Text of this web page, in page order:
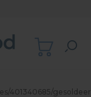
401340685/